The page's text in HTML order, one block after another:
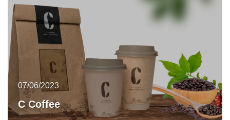
C Coffee
07/06/2023